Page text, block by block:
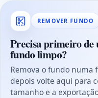
REMOVER FUNDO
Precisa primeiro de
fundo limpo?
Remova o fundo numa
depois volte aqui para
tamanho e a